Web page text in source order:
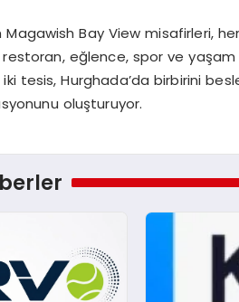
Magawish Bay View misafirleri,
restoran, eğlence, spor ve yaşam
tesis, Hurghada’da birbirini
oluşturuyor.